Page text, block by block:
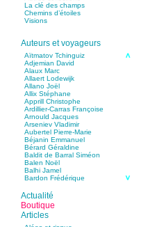
La clé des champs
Chemins d’étoiles
Visions
Auteurs et voyageurs
Aïtmatov Tchinguiz
Adjemian David
Alaux Marc
Allaert Lodewijk
Allano Joël
Allix Stéphane
Apprill Christophe
Ardillier-Carras Françoise
Arnould Jacques
Arseniev Vladimir
Aubertel Pierre-Marie
Béjanin Emmanuel
Bérard Géraldine
Baldit de Barral Siméon
Balen Noël
Balhi Jamel
Bardon Frédérique
Bastide Fabien
Baudin Julie
Baujard Jacques
Bazin Sylvain
Bellanger Marc
Actualité
Boutique
Articles